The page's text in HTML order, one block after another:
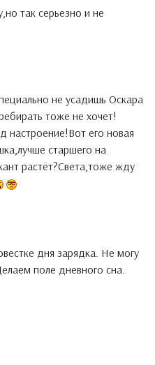
так серьезно и не
не усадишь Оскара
тоже не хочет!
настроение!Вот его новая
старшего на
растёт?Света,тоже жду
дня зарядка. Не могу
поле дневного сна.